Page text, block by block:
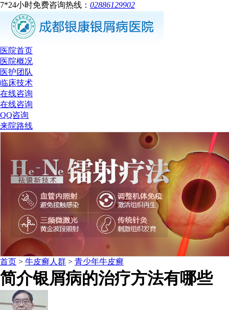
7*24小时免费咨询热线： 02886129902
医院首页
医院概况
医护团队
临床技术
在线咨询
在线咨询
QQ咨询
来院路线
首页 > 牛皮癣人群 > 青少年牛皮癣
简介银屑病的治疗方法有哪些